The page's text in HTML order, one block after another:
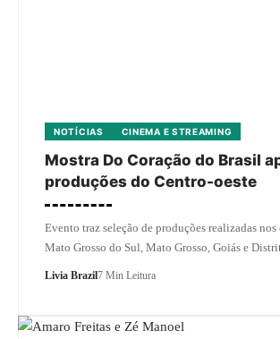
NOTÍCIAS CINEMA E STREAMING
Mostra Do Coração do Brasil
produções do Centro-oeste
Evento traz seleção de produções realizadas nos
Mato Grosso do Sul, Mato Grosso, Goiás e
Livia Brazil7 Min Leitura